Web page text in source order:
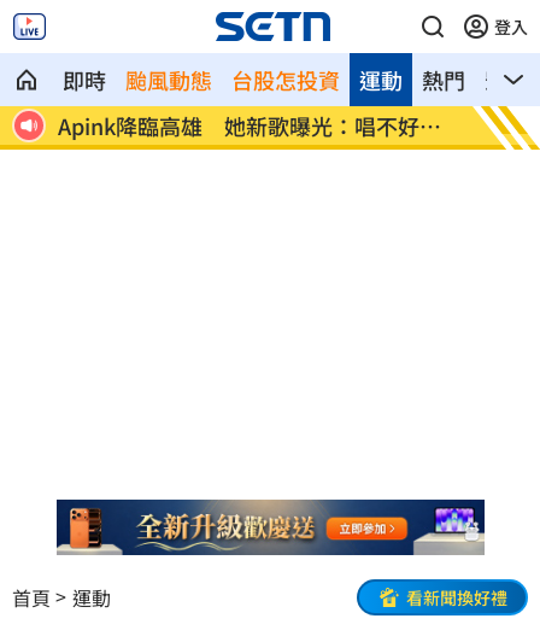
登入
即時 颱風動態 台股怎投資 熱門 影音
運動
Apink降臨高雄 她新歌曝光：唱不好別
發
下週
弟
首頁 運動 看新聞換好禮